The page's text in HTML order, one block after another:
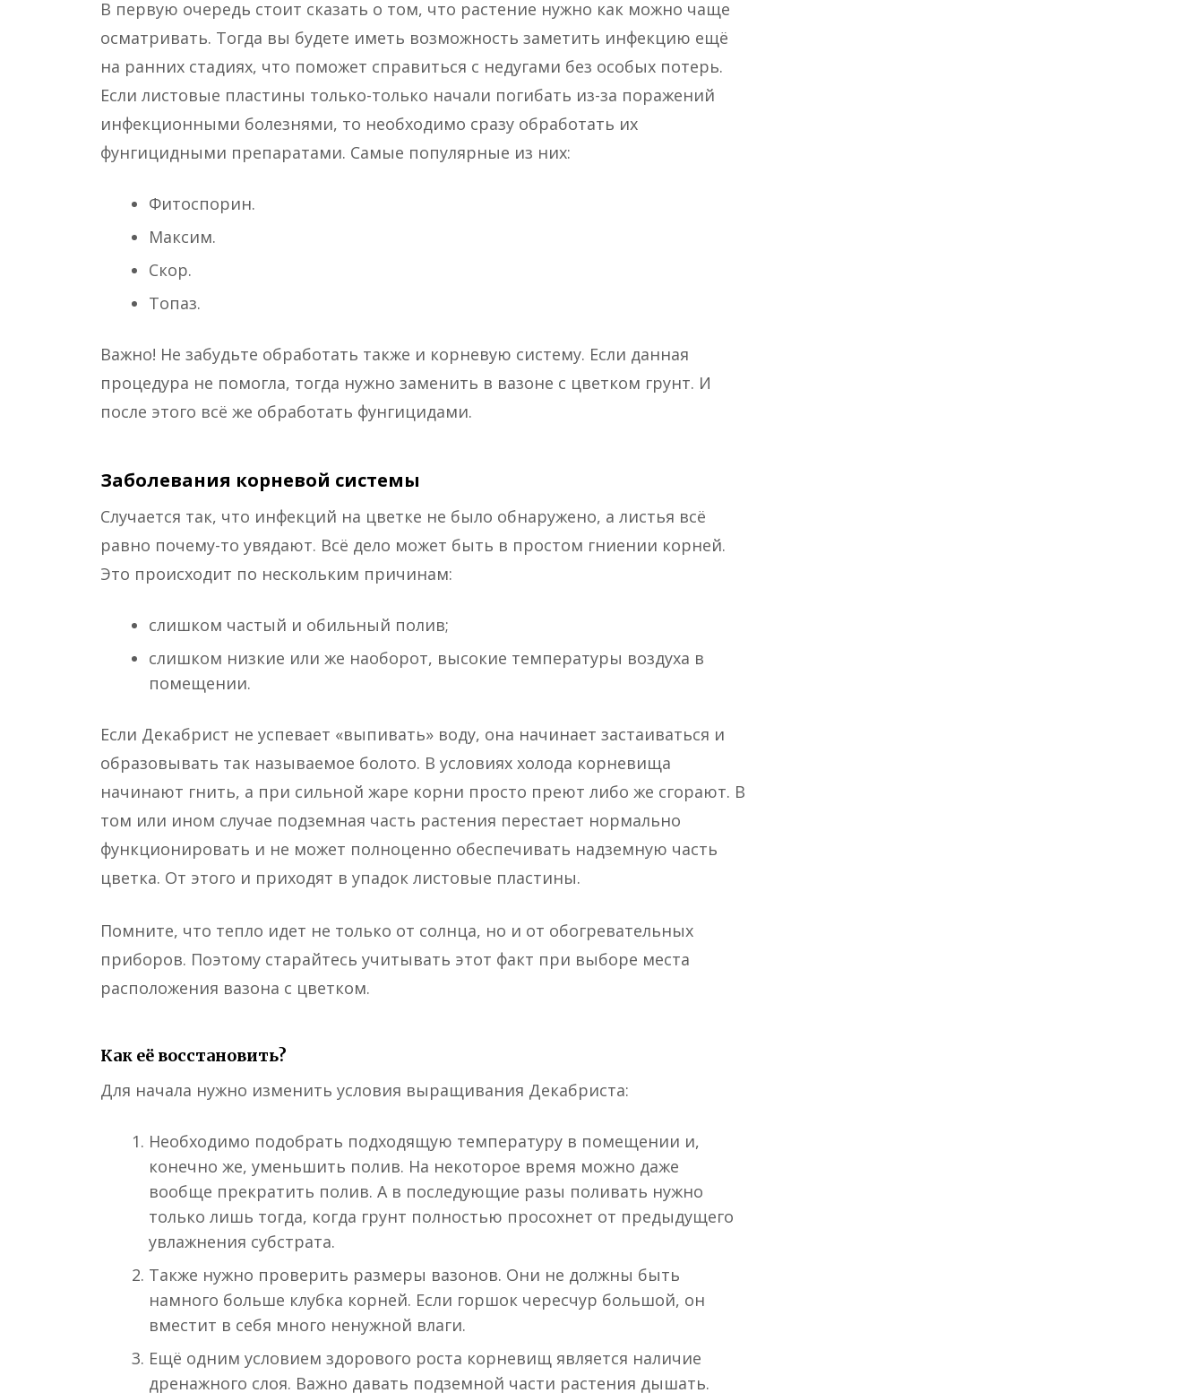
В первую очередь стоит сказать о том, что растение нужно как можно чаще
осматривать. Тогда вы будете иметь возможность заметить инфекцию ещё
на ранних стадиях, что поможет справиться с недугами без особых потерь.
Если листовые пластины только-только начали погибать из-за поражений
инфекционными болезнями, то необходимо сразу обработать их
фунгицидными препаратами. Самые популярные из них:
Фитоспорин.
Максим.
Скор.
Топаз.
Важно! Не забудьте обработать также и корневую систему. Если данная
процедура не помогла, тогда нужно заменить в вазоне с цветком грунт. И
после этого всё же обработать фунгицидами.
Заболевания корневой системы
Случается так, что инфекций на цветке не было обнаружено, а листья всё
равно почему-то увядают. Всё дело может быть в простом гниении корней.
Это происходит по нескольким причинам:
слишком частый и обильный полив;
слишком низкие или же наоборот, высокие температуры воздуха в
помещении.
Если Декабрист не успевает «выпивать» воду, она начинает застаиваться и
образовывать так называемое болото. В условиях холода корневища
начинают гнить, а при сильной жаре корни просто преют либо же сгорают. В
том или ином случае подземная часть растения перестает нормально
функционировать и не может полноценно обеспечивать надземную часть
цветка. От этого и приходят в упадок листовые пластины.
Помните, что тепло идет не только от солнца, но и от обогревательных
приборов. Поэтому старайтесь учитывать этот факт при выборе места
расположения вазона с цветком.
Как её восстановить?
Для начала нужно изменить условия выращивания Декабриста:
Необходимо подобрать подходящую температуру в помещении и,
конечно же, уменьшить полив. На некоторое время можно даже
вообще прекратить полив. А в последующие разы поливать нужно
только лишь тогда, когда грунт полностью просохнет от предыдущего
увлажнения субстрата.
Также нужно проверить размеры вазонов. Они не должны быть
намного больше клубка корней. Если горшок чересчур большой, он
вместит в себя много ненужной влаги.
Ещё одним условием здорового роста корневищ является наличие
дренажного слоя. Важно давать подземной части растения дышать.